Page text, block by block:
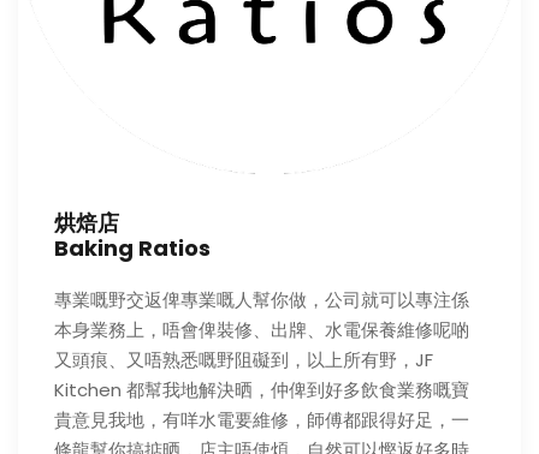
烘焙店
Baking Ratios
專業嘅野交返俾專業嘅人幫你做，公司就可以專注係
本身業務上，唔會俾裝修、出牌、水電保養維修呢啲
又頭痕、又唔熟悉嘅野阻礙到，以上所有野，JF
Kitchen 都幫我地解決晒，仲俾到好多飲食業務嘅寶
貴意見我地，有咩水電要維修，師傅都跟得好足，一